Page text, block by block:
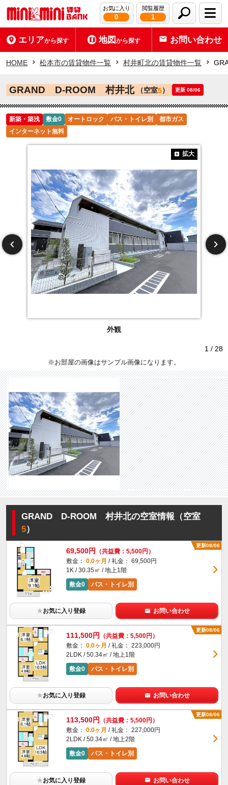
お気に入り
0
閲覧履歴
1
エリアから探す 地図から探す お問い合わせ
HOME 松本市の賃貸物件一覧 村井町北の賃貸物件一覧
GRAND D-ROOM 村井北 （空室5） 更新 08/06
新築・築浅 敷金0 オートロック バス・トイレ別
都市ガス
インターネット無料
外観
拡大
1 / 28
※お部屋の画像はサンプル画像になります。
GRAND D-ROOM 村井北の空室情報（空室
5）
更新08/06
69,500円
（共益費：5,500円）
敷金： 0.0ヶ月 / 礼金： 69,500円
1K / 30.35㎡ / 地上1階
敷金0
バス・トイレ別
★お気に入り登録 お問い合わせ
更新08/06
111,500円
（共益費：5,500円）
敷金： 0.0ヶ月 / 礼金： 223,000円
2LDK / 50.34㎡ / 地上1階
敷金0
バス・トイレ別
★お気に入り登録 お問い合わせ
更新08/06
113,500円
（共益費：5,500円）
敷金： 0.0ヶ月 / 礼金： 227,000円
2LDK / 50.34㎡ / 地上2階
敷金0
バス・トイレ別
★お気に入り登録 お問い合わせ